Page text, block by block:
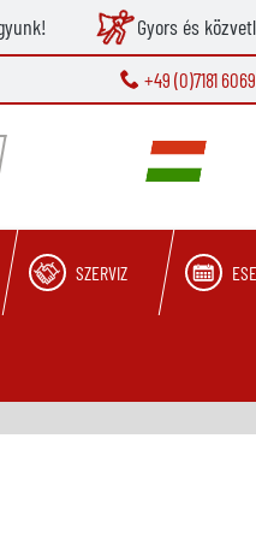
Gyors és
+49 (0)7181
SZERVIZ